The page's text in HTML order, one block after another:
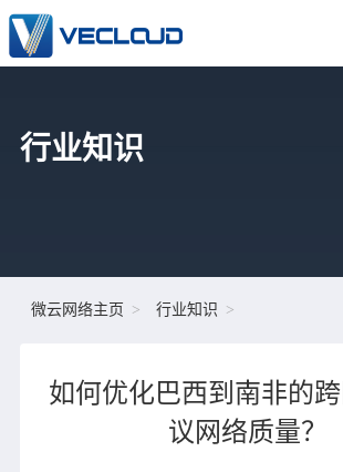
行业知识
微云网络主页 行业知识
如何优化巴西到南非的
议网络质量？